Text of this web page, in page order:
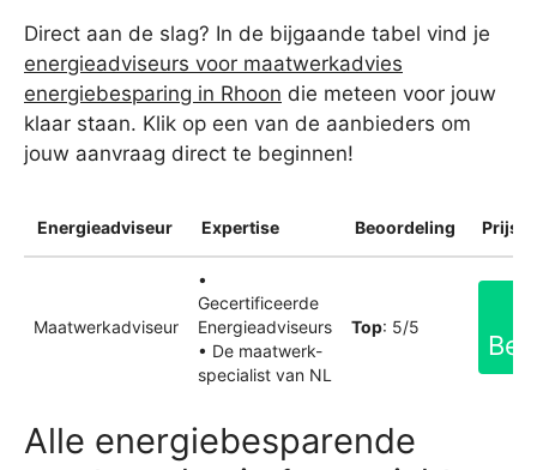
Direct aan de slag? In de bijgaande tabel vind je
energieadviseurs voor maatwerkadvies
energiebesparing in Rhoon die meteen voor jouw
klaar staan. Klik op een van de aanbieders om
jouw aanvraag direct te beginnen!
Energieadviseur Expertise Beoordeling
Maatwerkadviseur
•
Gecertificeerde
Energieadviseurs
• De maatwerk-
specialist van NL
Top: 5/5
Alle energiebesparende